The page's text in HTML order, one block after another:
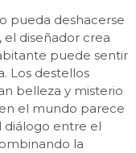
pueda deshacerse
diseñador crea
puede sentir
Los destellos
belleza y misterio
el mundo parece
diálogo entre el
la